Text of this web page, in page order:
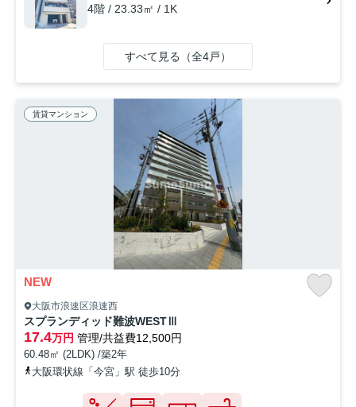
4階 / 23.33㎡ / 1K
すべて見る（全4戸）
賃貸マンション
NEW
大阪市浪速区浪速西
スプランディッド難波WESTⅢ
17.4万円 管理/共益費12,500円
60.48㎡ (2LDK) /築2年
大阪環状線「今宮」駅 徒歩10分